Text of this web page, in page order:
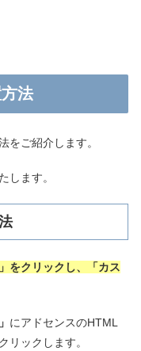
法
をご紹介します。
します。
をクリックし、「カス
にアドセンスのHTML
リックします。